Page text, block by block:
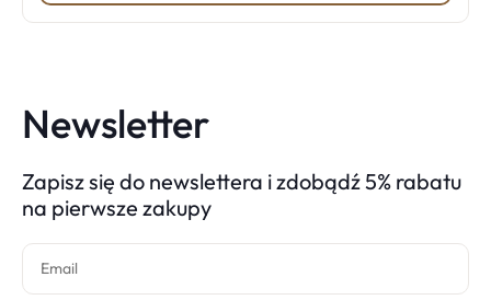
Newsletter
Zapisz się do newslettera i zdobądź 5% rabatu
na pierwsze zakupy